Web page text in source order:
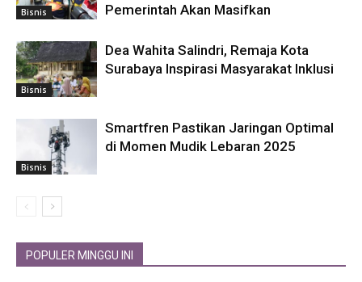
Bisnis
Pemerintah Akan Masifkan
Bisnis
Dea Wahita Salindri, Remaja Kota
Surabaya Inspirasi Masyarakat Inklusi
Bisnis
Smartfren Pastikan Jaringan Optimal
di Momen Mudik Lebaran 2025
POPULER MINGGU INI